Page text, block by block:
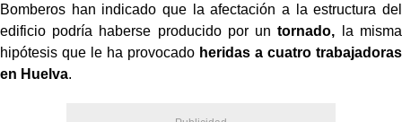
Bomberos han indicado que la afectación a la estructura del
edificio podría haberse producido por untornado, la misma
hipótesis que le ha provocado heridas a cuatro trabajadoras
en Huelva.